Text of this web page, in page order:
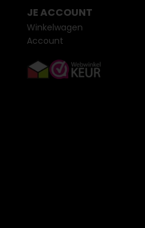
JE ACCOUNT
Winkelwagen
Account